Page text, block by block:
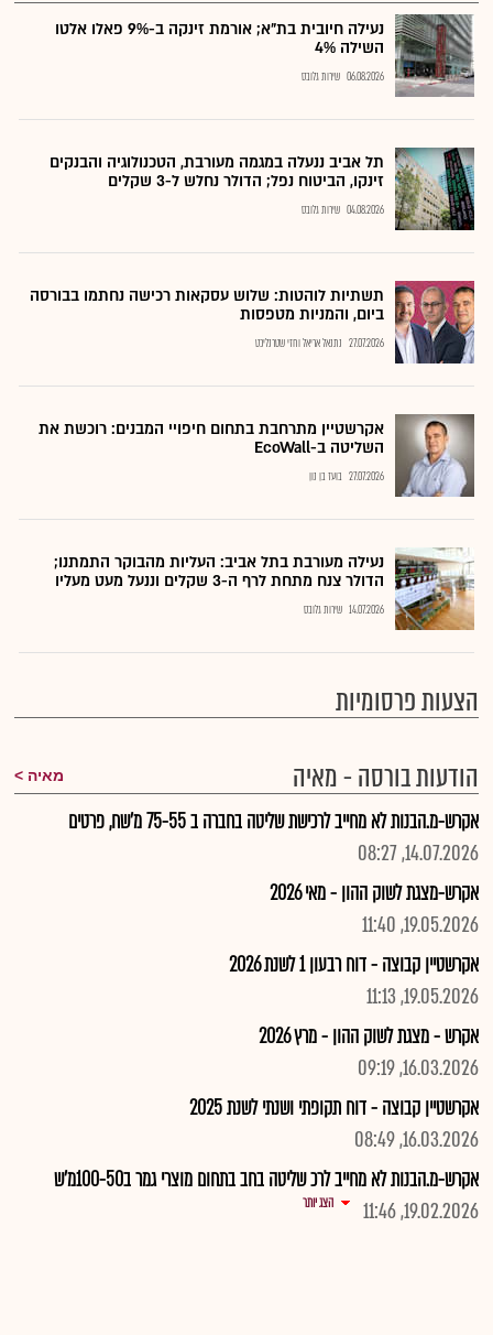
נעילה חיובית בת"א; אורמת זינקה ב-9% פאלו אלטו
השילה 4%
06.08.2026 שירות גלובס
תל אביב ננעלה במגמה מעורבת, הטכנולוגיה והבנקים
זינקו, הביטוח נפל; הדולר נחלש ל-3 שקלים
04.08.2026 שירות גלובס
תשתיות לוהטות: שלוש עסקאות רכישה נחתמו בבורסה
ביום, והמניות מטפסות
27.07.2026 נתנאל אריאל וחזי שטרנליכט
אקרשטיין מתרחבת בתחום חיפויי המבנים: רוכשת את
השליטה ב-EcoWall
27.07.2026 בועז בן נון
נעילה מעורבת בתל אביב: העליות מהבוקר התמתנו;
הדולר צנח מתחת לרף ה-3 שקלים וננעל מעט מעליו
14.07.2026 שירות גלובס
הצעות פרסומיות
הודעות בורסה - מאיה
מאיה
אקרש-מ.הבנות לא מחייב לרכישת שליטה בחברה ב 75-55 מ'שח, פרטים
14.07.2026, 08:27
אקרש-מצגת לשוק ההון - מאי 2026
19.05.2026, 11:40
אקרשטיין קבוצה - דוח רבעון 1 לשנת 2026
19.05.2026, 11:13
אקרש - מצגת לשוק ההון - מרץ 2026
16.03.2026, 09:19
אקרשטיין קבוצה - דוח תקופתי ושנתי לשנת 2025
16.03.2026, 08:49
אקרש-מ.הבנות לא מחייב לרכ שליטה בחב בתחום מוצרי גמר ב100-50מ'ש
19.02.2026, 11:46
הצג יותר